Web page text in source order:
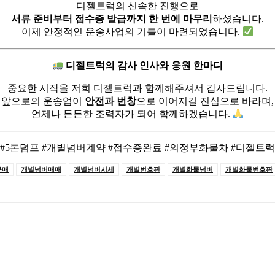
디젤트럭의 신속한 진행으로
서류 준비부터 접수증 발급까지 한 번에 마무리 하셨습니다.
이제 안정적인 운송사업의 기틀이 마련되었습니다.
디젤트럭의 감사 인사와 응원 한마디
중요한 시작을 저희 디젤트럭과 함께해주셔서 감사드립니다.
앞으로의 운송업이 안전과 번창으로 이어지길 진심으로 바라며,
언제나 든든한 조력자가 되어 함께하겠습니다.
#5톤덤프 #개별넘버계약 #접수증완료 #의정부화물차 #디젤트럭
개별넘버매매 개별넘버시세 개별번호판 개별화물넘버 개별화물번호판